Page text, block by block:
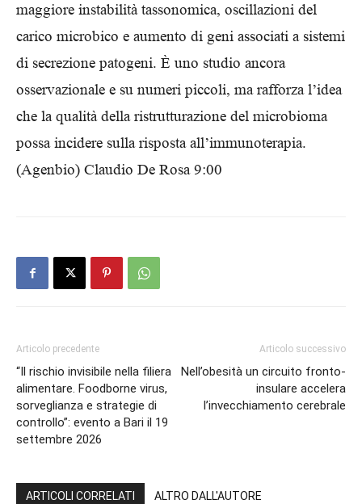
maggiore instabilità tassonomica, oscillazioni del
carico microbico e aumento di geni associati a sistemi
di secrezione patogeni. È uno studio ancora
osservazionale e su numeri piccoli, ma rafforza l’idea
che la qualità della ristrutturazione del microbioma
possa incidere sulla risposta all’immunoterapia.
(Agenbio) Claudio De Rosa 9:00
Articolo precedente
“Il rischio invisibile nella filiera
alimentare. Foodborne virus,
sorveglianza e strategie di
controllo”: evento a Bari il 19
settembre 2026
Articolo successivo
Nell’obesità un circuito fronto-
insulare accelera
l’invecchiamento cerebrale
ARTICOLI CORRELATI ALTRO DALL'AUTORE